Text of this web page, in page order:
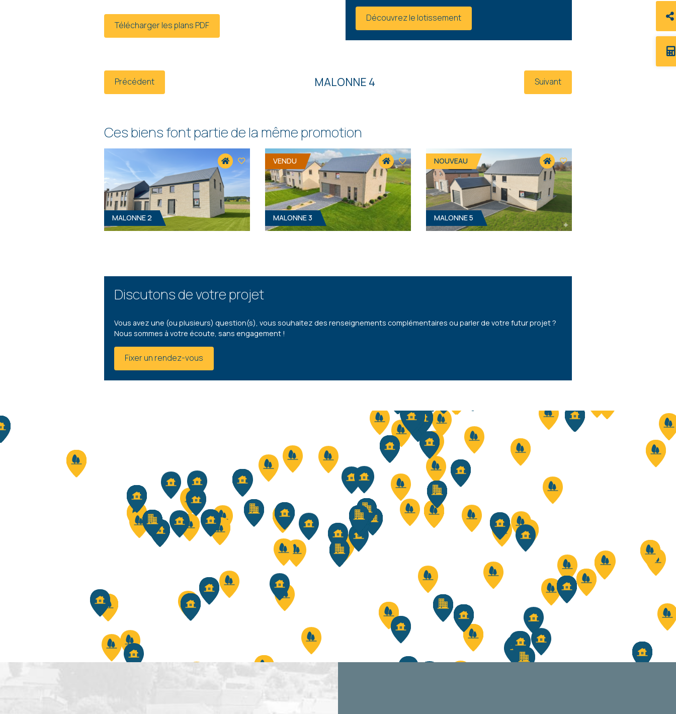
Télécharger les plans PDF
Découvrez le lotissement
Précédent MALONNE 4 Suivant
Ces biens font partie de la même promotion
- 160 M²
5020 MALONNE
MALONNE 2
5020 MALONNE
MALONNE 3
VENDU
5020 MALONNE
MALONNE 5
NOUVEAU
Discutons de votre projet
Vous avez une (ou plusieurs) question(s), vous souhaitez des renseignements complémentaires ou parler de votre futur projet ?
Nous sommes à votre écoute, sans engagement !
Fixer un rendez-vous